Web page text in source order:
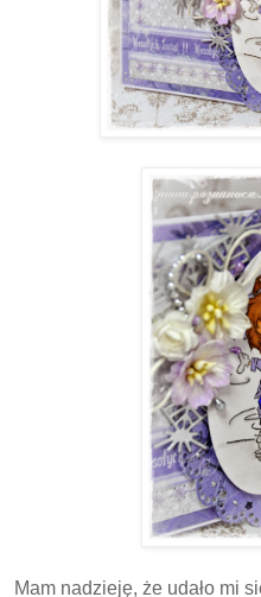
Mam nadzieję, że udało mi